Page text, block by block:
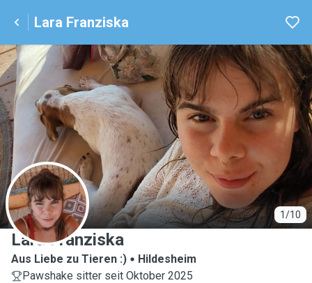
Lara Franziska
1/10
L
Lara Franziska
Aus Liebe zu Tieren :)
Hildesheim
Pawshake sitter seit Oktober 2025